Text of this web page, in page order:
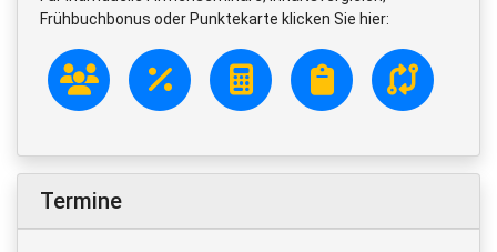
Frühbuchbonus oder Punktekarte klicken Sie hier:
Termine